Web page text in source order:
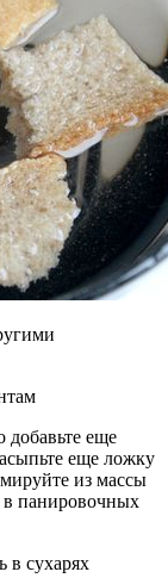
еще
еще ложку
из массы
в панировочных